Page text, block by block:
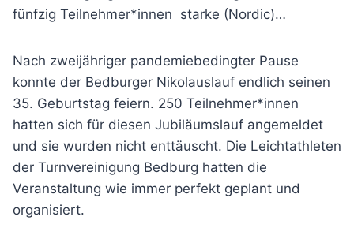
fünfzig Teilnehmer*innen starke (Nordic)…
Nach zweijähriger pandemiebedingter Pause
konnte der Bedburger Nikolauslauf endlich seinen
35. Geburtstag feiern. 250 Teilnehmer*innen
hatten sich für diesen Jubiläumslauf angemeldet
und sie wurden nicht enttäuscht. Die Leichtathleten
der Turnvereinigung Bedburg hatten die
Veranstaltung wie immer perfekt geplant und
organisiert.